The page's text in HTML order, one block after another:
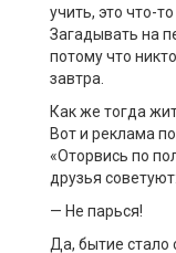
учить, это что-
Загадывать на
потому что
завтра.
Как же тогда
Вот и реклама
«Оторвись по
друзья советуют:
— Не парься!
Да, бытие стало